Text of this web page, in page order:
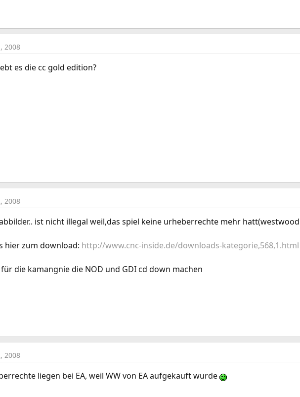
2008
es die cc gold edition?
2008
ist nicht illegal weil,das spiel keine urheberrechte mehr
hier zum download: http://www.cnc-inside.de/downloads-kategorie,568,1.html
die kamangnie die NOD und GDI cd down machen
2008
liegen bei EA, weil WW von EA aufgekauft wurde